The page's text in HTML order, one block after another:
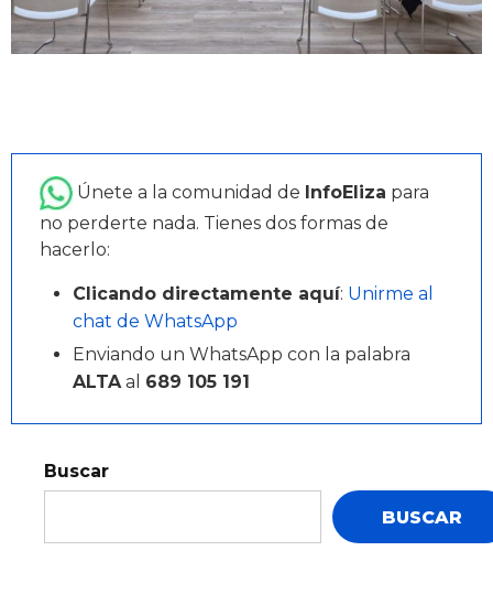
Únete a la comunidad de InfoEliza para
no perderte nada. Tienes dos formas de
hacerlo:
Clicando directamente aquí: Unirme al
chat de WhatsApp
Enviando un WhatsApp con la palabra
ALTAal 689 105 191
Buscar
BUSCAR